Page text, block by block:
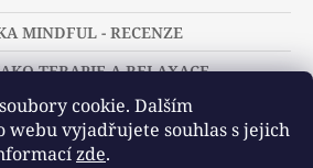
cookie. Dalším
webu vyjadřujete souhlas s jejich
zde.
MINDFUL - RECENZE
TERAPIE A RELAXACE